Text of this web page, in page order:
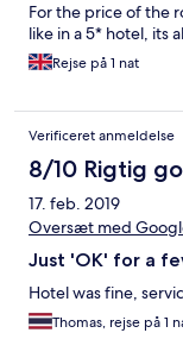
For the price of the
like in a 5* hotel, its
Rejse på 1 nat
Verificeret anmeldelse
8/10 Rigtig
17. feb. 2019
Oversæt med
Just 'OK' for a
Hotel was fine,
Thomas, rejse på 1